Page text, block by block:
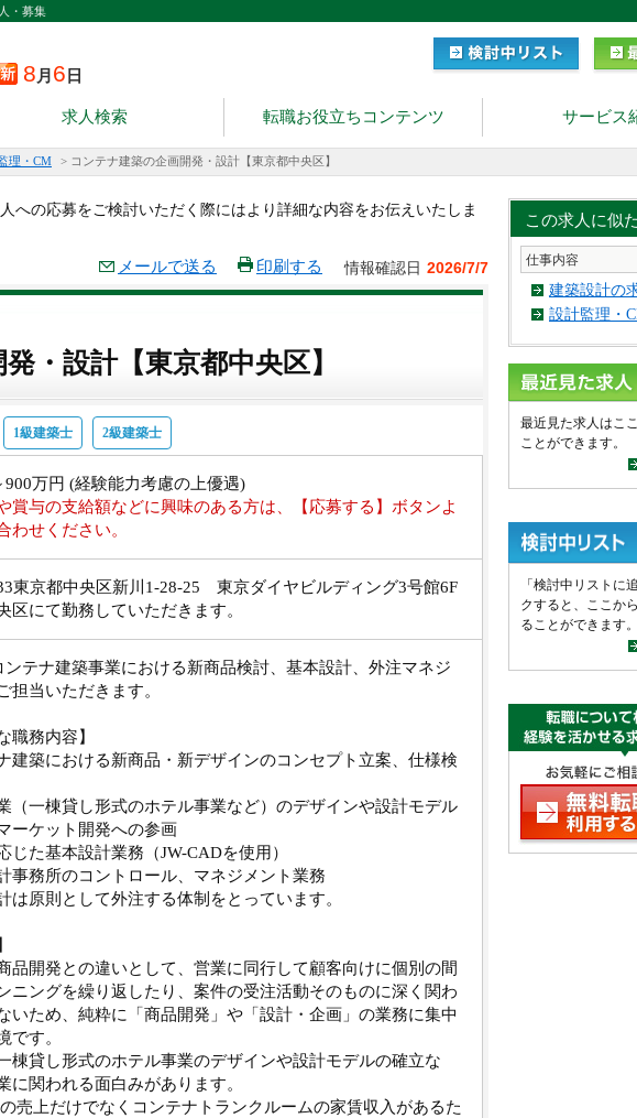
・募集
8 月 6 日
求人検索 転職お役立ちコンテンツ サービス
理・CM > コンテナ建築の企画開発・設計【東京都中央区】
への応募をご検討いただく際にはより詳細な内容をお伝えいたしま
情報確認日 2026/7/7
メールで送る 印刷する
・設計【東京都中央区】
1級建築士 2級建築士
900万円 (経験能力考慮の上優遇)
賞与の支給額などに興味のある方は、【応募する】ボタンよ
わせください。
東京都中央区新川1-28-25 東京ダイヤビルディング3号館6F
区にて勤務していただきます。
ンテナ建築事業における新商品検討、基本設計、外注マネジ
担当いただきます。
職務内容】
建築における新商品・新デザインのコンセプト立案、仕様検
（一棟貸し形式のホテル事業など）のデザインや設計モデル
ーケット開発への参画
じた基本設計業務（JW-CADを使用）
事務所のコントロール、マネジメント業務
は原則として外注する体制をとっています。
品開発との違いとして、営業に同行して顧客向けに個別の間
ニングを繰り返したり、案件の受注活動そのものに深く関わ
いため、純粋に「商品開発」や「設計・企画」の業務に集中
です。
棟貸し形式のホテル事業のデザインや設計モデルの確立な
に関われる面白みがあります。
の売上だけでなくコンテナトランクルームの家賃収入があるた
この求人に似
仕事内容
建築設計の
設計監理・
最近見た求人はこ
ことができます。
「検討中リストに
クすると、ここか
ることができます。